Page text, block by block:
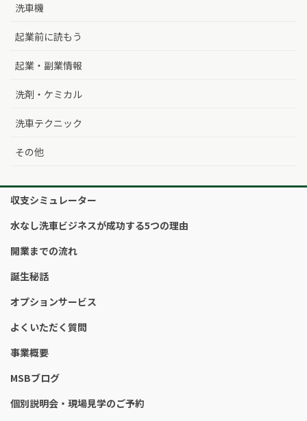
洗車機
起業前に読もう
起業・副業情報
洗剤・ケミカル
洗車テクニック
その他
収支シミュレーター
水なし洗車ビジネスが成功する5つの理由
開業までの流れ
誕生秘話
オプションサービス
よくいただく質問
事業概要
MSBブログ
個別説明会・現場見学のご予約